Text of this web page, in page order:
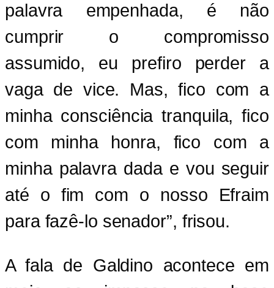
palavra empenhada, é não
cumprir o compromisso
assumido, eu prefiro perder a
vaga de vice. Mas, fico com a
minha consciência tranquila, fico
com minha honra, fico com a
minha palavra dada e vou seguir
até o fim com o nosso Efraim
para fazê-lo senador”, frisou.
A fala de Galdino acontece em